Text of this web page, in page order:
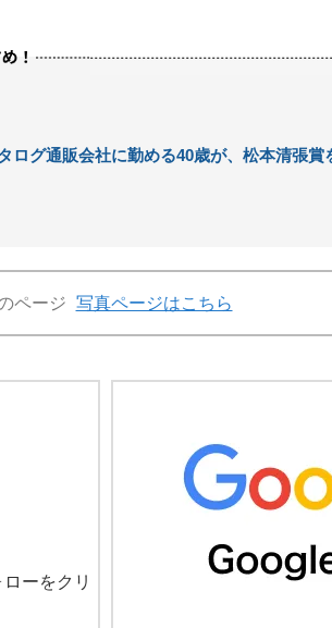
ログ通販会社に勤める40歳が、松本清張賞
ページ 写真ページはこちら
ーをクリ